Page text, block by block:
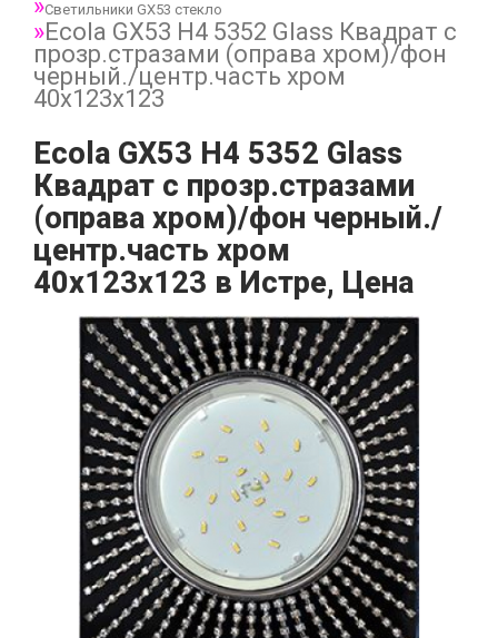
Светильники GX53 стекло
Ecola GX53 H4 5352 Glass Квадрат с
прозр.стразами (оправа хром)/фон
черный./центр.часть хром
40x123x123
Ecola GX53 H4 5352 Glass
Квадрат с прозр.стразами
(оправа хром)/фон черный./
центр.часть хром
40x123x123 в Истре, Цена